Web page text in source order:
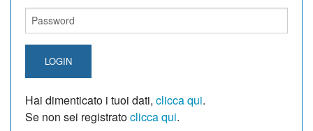
LOGIN
Hai dimenticato i tuoi dati, clicca qui.
Se non sei registratoclicca qui.